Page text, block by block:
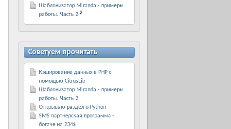
Шаблонизатор Miranda - примеры
работы. Часть 2 2
Советуем прочитать
Кэширование данных в PHP с
помощью CitrusLib
Шаблонизатор Miranda - примеры
работы. Часть 2
Открываю раздел о Python
SMS партнерская программа -
богаче на 234$